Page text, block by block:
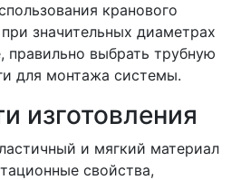
кранового
значительных диаметрах
выбрать трубную
для монтажа системы.
изготовления
и мягкий материал
свойства,